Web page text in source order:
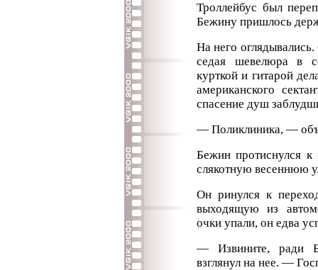
Троллейбус был
Бежину пришлось
На него
седая шевелюра в
курткой и гитарой
американского
спасение душ
— Поликлиника, —
Бежин протиснулся
слякотную весеннюю
Он ринулся к
выходящую из
очки упали, он едва
— Извините, ради
взглянул на нее. —